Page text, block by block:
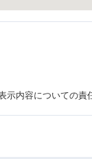
内容についての責